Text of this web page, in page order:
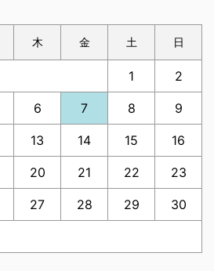
木 金 土 日
1 2
6 7 8 9
13 14 15 16
20 21 22 23
27 28 29 30